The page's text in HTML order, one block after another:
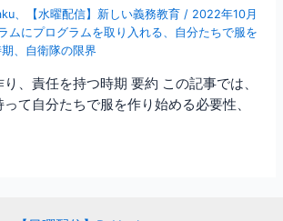
、 【水曜配信】新しい義務教育 / 2022年10月
ムにプログラムを取り入れる、 自分たちで服を
、 自衛隊の限界
、責任を持つ時期 要約 この記事では、
て自分たちで服を作り始める必要性、